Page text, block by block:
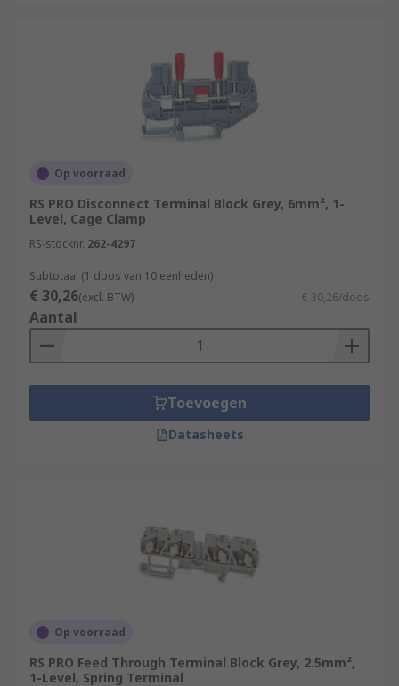
Op voorraad
RS PRO Disconnect Terminal Block Grey, 6mm², 1-
Level, Cage Clamp
RS-stocknr. 262-4297
Subtotaal (1 doos van 10 eenheden)
€ 30,26(excl. BTW) € 30,26/doos
Aantal
Toevoegen
Datasheets
Op voorraad
RS PRO Feed Through Terminal Block Grey, 2.5mm²,
1-Level, Spring Terminal